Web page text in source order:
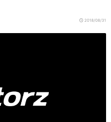
2018/08/31